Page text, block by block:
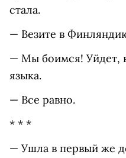
стала.
— Везите в
— Мы боимся! Уйдет,
языка.
— Все равно.
* * *
— Ушла в первый же